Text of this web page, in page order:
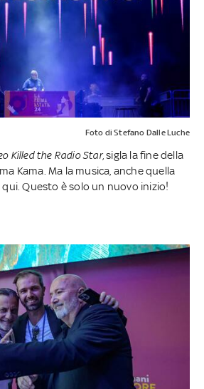
Foto di Stefano Dalle Luche
Killed the Radio Star, sigla la fine della
Kama. Ma la musica, anche quella
qui. Questo è solo un nuovo inizio!